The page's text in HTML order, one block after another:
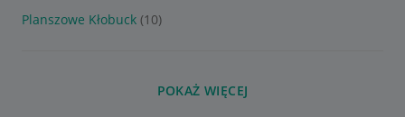
Planszowe Kłobuck (10)
POKAŻ WIĘCEJ